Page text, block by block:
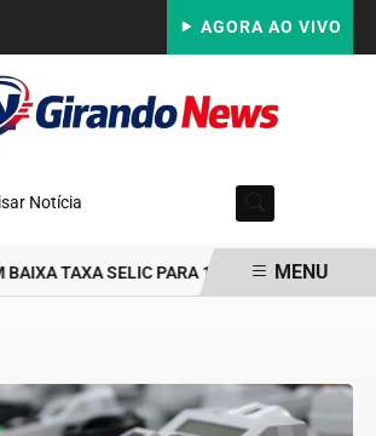
AGORA AO VIVO
Notícia
TAXA SELIC PARA 14% AO ANO LEI
MENU